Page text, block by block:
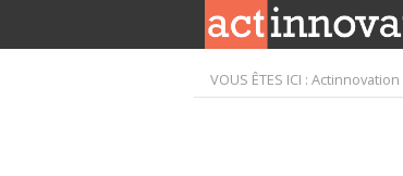
VOUS ÊTES ICI :